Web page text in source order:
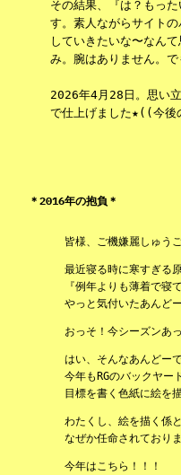
その結果、『は？もっ
す。素人ながらサイト
していきたいな〜なん
み。腕はありません。
2026年4月28日。思い
で仕上げました★((今後
＊2016年の抱負＊
皆様、ご機嫌麗しゅう
最近寝る時に寒すぎる原
『例年よりも薄着で寝
やっと気付いたあんどー
おっそ！今シーズンあ
はい、そんなあんどーで
今年もRGのバックヤー
目標を書く色紙に絵を
わたくし、絵を描く係
なぜか任命されており
今年はこちら！！！